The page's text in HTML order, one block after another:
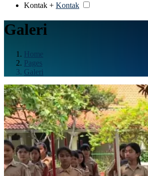
Kontak + Kontak
Galeri
Home
Pages
Galeri